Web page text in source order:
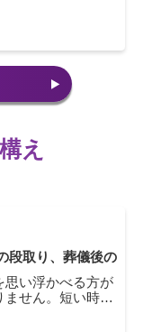
え
段取り、葬儀後の
思い浮かべる方が
せん。短い時間
な手続きだけで